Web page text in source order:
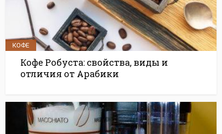
КОФЕ
Кофе Робуста: свойства, виды и
отличия от Арабики